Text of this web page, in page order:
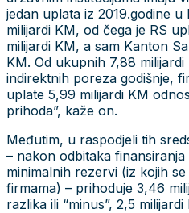
jedan uplata iz 2019.godine u
milijardi KM, od čega je RS
milijardi KM, a sam Kanton
KM. Od ukupnih 7,88
indirektnih poreza godišnje,
uplate 5,99 milijardi KM
prihoda”, kaže on.
Međutim, u raspodjeli tih
– nakon odbitaka
minimalnih rezervi (iz kojih
firmama) – prihoduje 3,46
razlika ili “minus”, 2,5 milijardi